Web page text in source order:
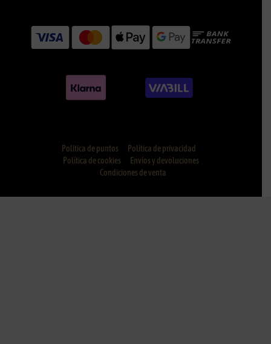
Política de puntos
Política de privacidad
Política de cookies
Envíos y devoluciones
Condiciones de venta